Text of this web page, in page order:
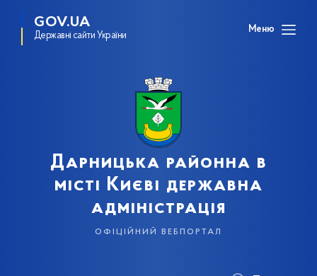
GOV.UA
Державні сайти України
Меню
Дарницька районна в
місті Києві державна
адміністрація
офіційний вебпортал